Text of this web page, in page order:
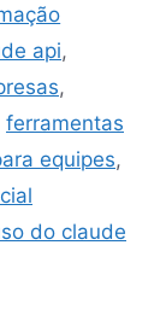
api,
,
ferramentas
equipes,
do claude